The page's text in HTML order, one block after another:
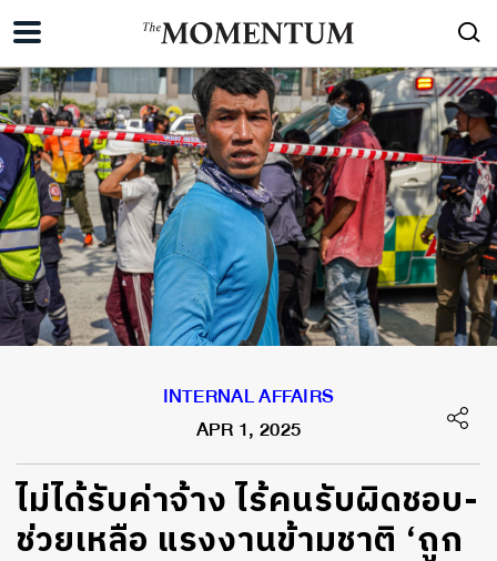
INTERNAL AFFAIRS
APR 1, 2025
ไม่ได้รับค่าจ้าง ไร้คนรับผิดชอบ-
ช่วยเหลือ แรงงานข้ามชาติ ‘ถูก